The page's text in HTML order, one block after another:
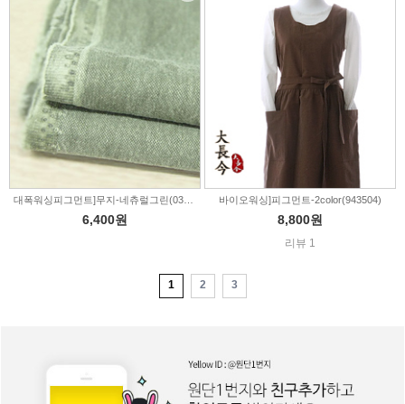
6,400원
바이오워싱]피그먼트-2color(943504)
8,800원
리뷰 1
1 2 3